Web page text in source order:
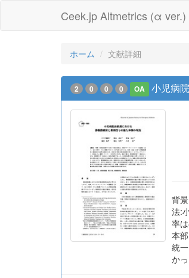
Ceek.jp Altmetrics (α ver.)
ホーム 文献詳細
2 0 0 0 OA 小児病
背
法:
率
本
統
か